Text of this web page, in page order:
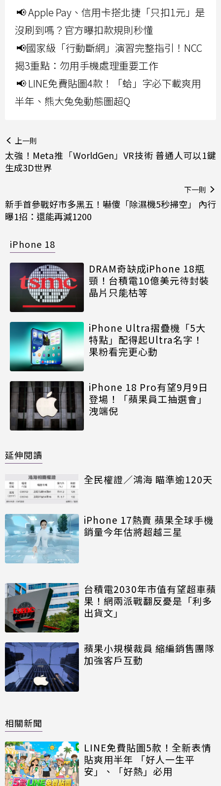
📢 Apple Pay、信用卡搭北捷「只扣1元」是
沒刷到嗎？官方曝扣款規則秒懂
📢國家級「行動斷網」演習完整指引！NCC
揭3重點：勿用手機處理重要工作
📢 LINE免費貼圖4款！「蛤」字必下載爽用
半年、熊大兔兔動態圖超Q
上一則
太強！Meta推「WorldGen」VR技術 普通人可以1鍵
生成3D世界
下一則
新手首參戰好市多黑五！嚇傻「除濕機5秒掃空」 內行
曝1招：還能再減1200
iPhone 18
DRAM奇缺成iPhone 18瓶
頸！台積電10億美元待封裝
晶片只能枯等
iPhone Ultra摺疊機「5大
特點」配得起Ultra名字！
果粉看完更心動
iPhone 18 Pro有望9月9日
登場！「蘋果員工抽選會」
洩端倪
延伸閱讀
全民權證／鴻海 瞄準逾120天
iPhone 17熱賣 蘋果全球手機
銷量今年估將超越三星
台積電2030年市值有望超車蘋
果！網兩派戰翻反憂是「利多
出貨文」
蘋果小規模裁員 縮編銷售團隊
加強客戶互動
相關新聞
LINE免費貼圖5款！全新表情
貼爽用半年 「好人一生平
安」、「好熱」必用